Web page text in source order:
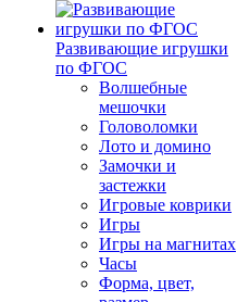
Развивающие игрушки
по ФГОС
Волшебные
мешочки
Головоломки
Лото и домино
Замочки и
застежки
Игровые коврики
Игры
Игры на магнитах
Часы
Форма, цвет,